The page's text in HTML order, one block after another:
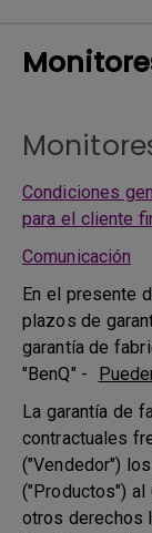
Condiciones
para el cliente
Comunicación
En el presente
plazos de
garantía de
"BenQ" -
La garantía de
contractuales
("Vendedor")
("Productos") al
otros derechos